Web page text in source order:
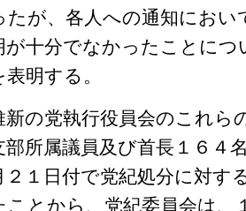
たが、各人への通知にお
が十分でなかったことにつ
明する。
の党執行役員会のこれら
部所属議員及び首長１６４
２１日付で党紀処分に対す
ことから、党紀委員会は、